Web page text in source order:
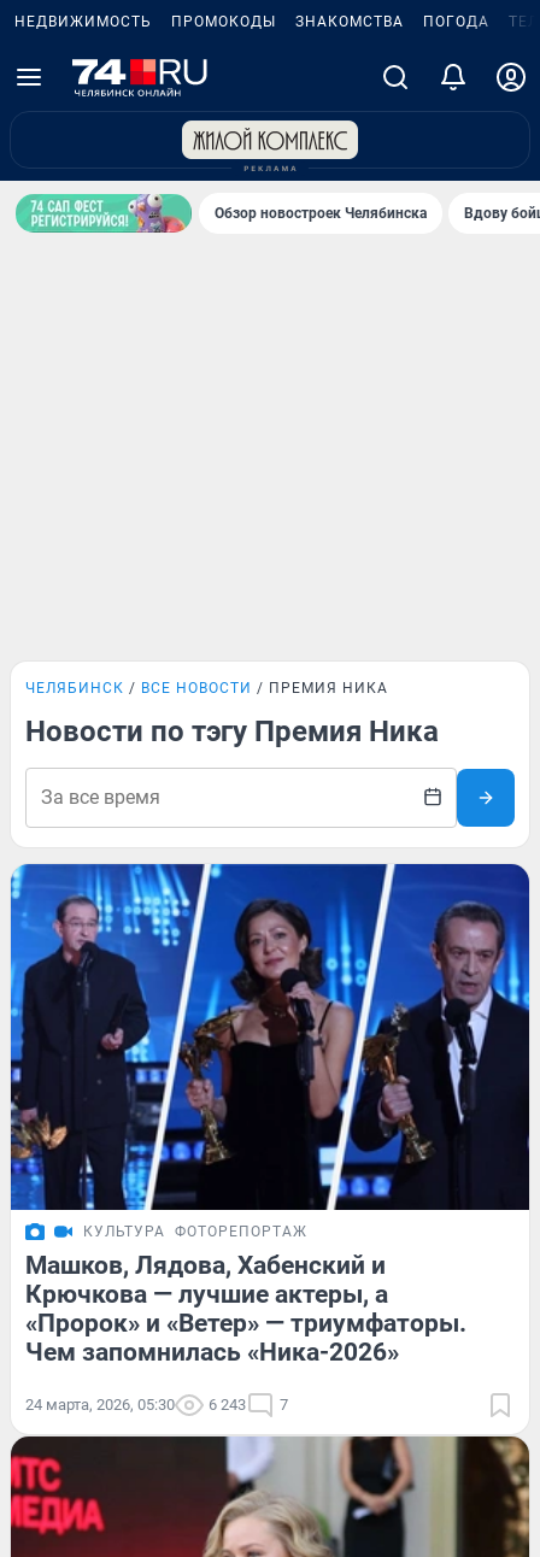
НЕДВИЖИМОСТЬ ПРОМОКОДЫ ЗНАКОМСТВА ПОГОДА
Обзор новостроек Челябинска Вдову
ЧЕЛЯБИНСК ВСЕ НОВОСТИ ПРЕМИЯ НИКА
Новости по тэгу Премия Ника
КУЛЬТУРА ФОТОРЕПОРТАЖ
Машков, Лядова, Хабенский и
Крючкова — лучшие актеры, а
«Пророк» и «Ветер» — триумфаторы.
Чем запомнилась «Ника-2026»
24 марта, 2026, 05:30 6 243 7